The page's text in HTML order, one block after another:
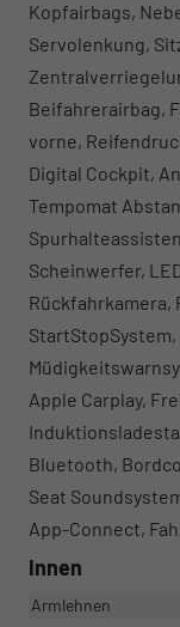
Kopfairbags,
Servolenkung,
Beifahrerairbag,
vorne,
Digital Cockpit,
Tempomat
Scheinwerfer,
Rückfahrkamera,
Apple Carplay,
Bluetooth,
Seat
App-Connect,
Innen
Armlehnen